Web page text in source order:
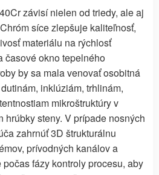
závisí nielen od triedy, ale aj
síce zlepšuje kaliteľnosť,
materiálu na rýchlosť
časové okno tepelného
by sa mala venovať osobitná
inklúziám, trhlinám,
mikroštruktúry v
hrúbky steny. V prípade nosných
zahrnúť 3D štrukturálnu
prívodných kanálov a
fázy kontroly procesu, aby